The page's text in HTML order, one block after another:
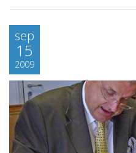
sep
15
2009